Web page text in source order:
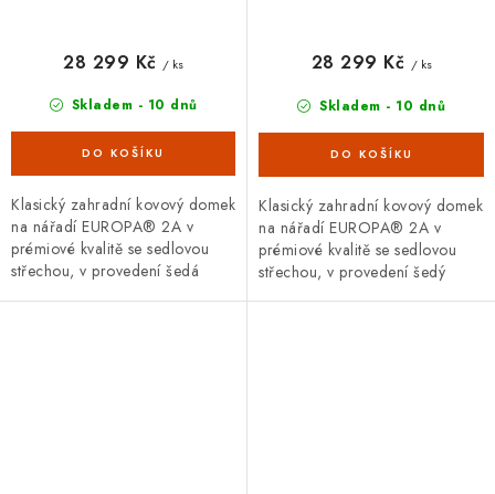
Skladem - 10 dnů
28 299 Kč / ks
Klasický zahradní kovový domek
na nářadí EUROPA® 2A v
prémiové kvalitě se sedlovou
střechou, v provedení šedá
Skladem - 10 dnů
28 299 Kč / ks
Klasický zahradní kovový domek
na nářadí EUROPA® 2A v
prémiové kvalitě se sedlovou
střechou, v provedení šedý